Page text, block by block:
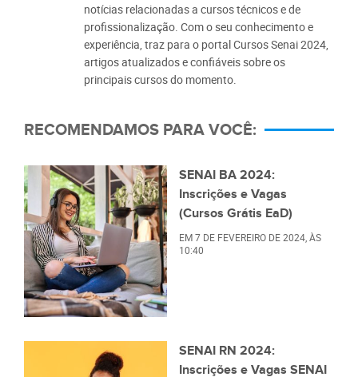
notícias relacionadas a cursos técnicos e de
profissionalização. Com o seu conhecimento e
experiência, traz para o portal Cursos Senai 2024,
artigos atualizados e confiáveis sobre os
principais cursos do momento.
RECOMENDAMOS PARA VOCÊ:
SENAI BA 2024:
Inscrições e Vagas
(Cursos Grátis EaD)
EM7 DE FEVEREIRO DE 2024 , ÀS
10:40
SENAI RN 2024:
Inscrições e Vagas SENAI